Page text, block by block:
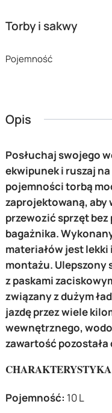
Torby i sakwy
Pojemność
Opis
Posłuchaj swojego
ekwipunek i ruszaj
pojemności torbą
zaprojektowaną, aby
przewozić sprzęt
bagażnika.
materiałów jest
montażu. Ulepszony
z paskami
związany z dużym
jazdę przez wiele
wewnętrznego,
zawartość
CHARAKTERYSTYKA
Pojemność: 10 L